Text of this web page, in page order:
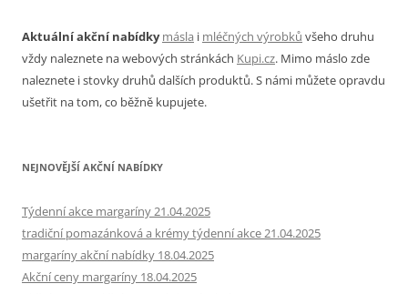
Aktuální akční nabídky másla i mléčných výrobků všeho druhu
vždy naleznete na webových stránkách Kupi.cz. Mimo máslo zde
naleznete i stovky druhů dalších produktů. S námi můžete opravdu
ušetřit na tom, co běžně kupujete.
NEJNOVĚJŠÍ AKČNÍ NABÍDKY
Týdenní akce margaríny 21.04.2025
tradiční pomazánková a krémy týdenní akce 21.04.2025
margaríny akční nabídky 18.04.2025
Akční ceny margaríny 18.04.2025